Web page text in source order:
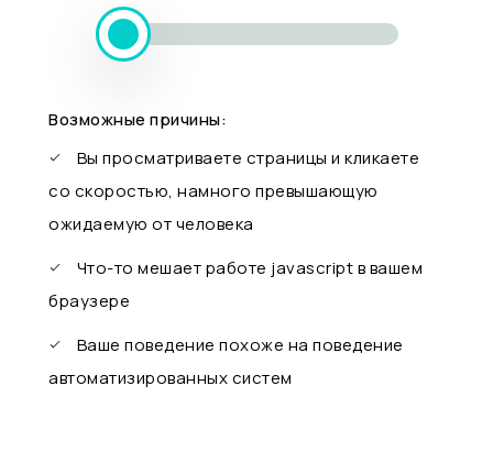
Возможные причины:
Вы просматриваете страницы и кликаете
со скоростью, намного превышающую
ожидаемую от человека
Что-то мешает работе javascript в вашем
браузере
Ваше поведение похоже на поведение
автоматизированных систем